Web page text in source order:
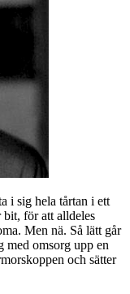
i sig hela tårtan i ett
för att alldeles
Men nä. Så lätt går
med omsorg upp en
och sätter